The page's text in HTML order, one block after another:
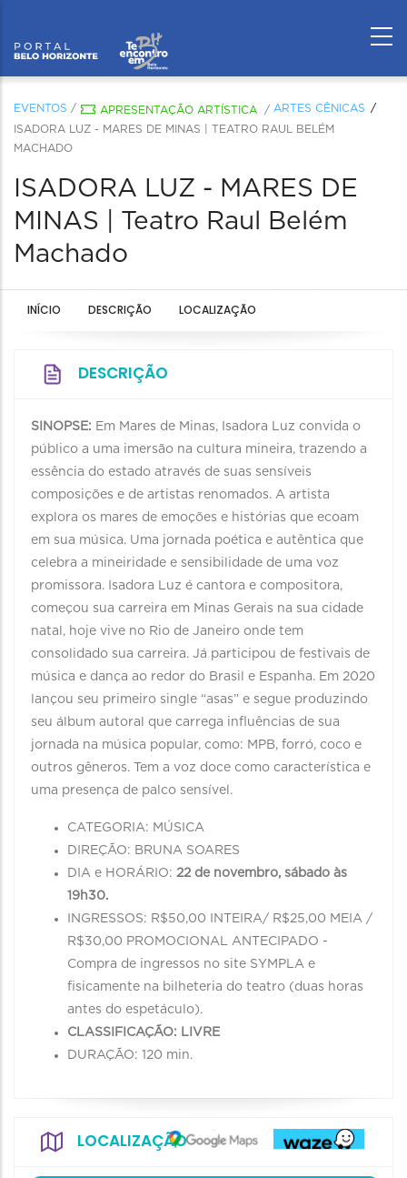
EVENTOS / APRESENTAÇÃO ARTÍSTICA / ARTES CÊNICAS
ISADORA LUZ - MARES DE MINAS | TEATRO RAUL BELÉM
MACHADO
ISADORA LUZ - MARES DE
MINAS | Teatro Raul Belém
Machado
INÍCIO DESCRIÇÃO LOCALIZAÇÃO
DESCRIÇÃO
SINOPSE: Em Mares de Minas, Isadora Luz convida o
público a uma imersão na cultura mineira, trazendo a
essência do estado através de suas sensíveis
composições e de artistas renomados. A artista
explora os mares de emoções e histórias que ecoam
em sua música. Uma jornada poética e autêntica que
celebra a mineiridade e sensibilidade de uma voz
promissora. Isadora Luz é cantora e compositora,
começou sua carreira em Minas Gerais na sua cidade
natal, hoje vive no Rio de Janeiro onde tem
consolidado sua carreira. Já participou de festivais de
música e dança ao redor do Brasil e Espanha. Em 2020
lançou seu primeiro single “asas” e segue produzindo
seu álbum autoral que carrega influências de sua
jornada na música popular, como: MPB, forró, coco e
outros gêneros. Tem a voz doce como característica e
uma presença de palco sensível.
CATEGORIA: MÚSICA
DIREÇÃO: BRUNA SOARES
DIA e HORÁRIO: 22 de novembro, sábado às
19h30.
INGRESSOS: R$50,00 INTEIRA/ R$25,00 MEIA /
R$30,00 PROMOCIONAL ANTECIPADO -
Compra de ingressos no site SYMPLA e
fisicamente na bilheteria do teatro (duas horas
antes do espetáculo).
CLASSIFICAÇÃO: LIVRE
DURAÇÃO: 120 min.
LOCALIZAÇÃO